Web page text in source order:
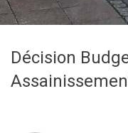
Décision